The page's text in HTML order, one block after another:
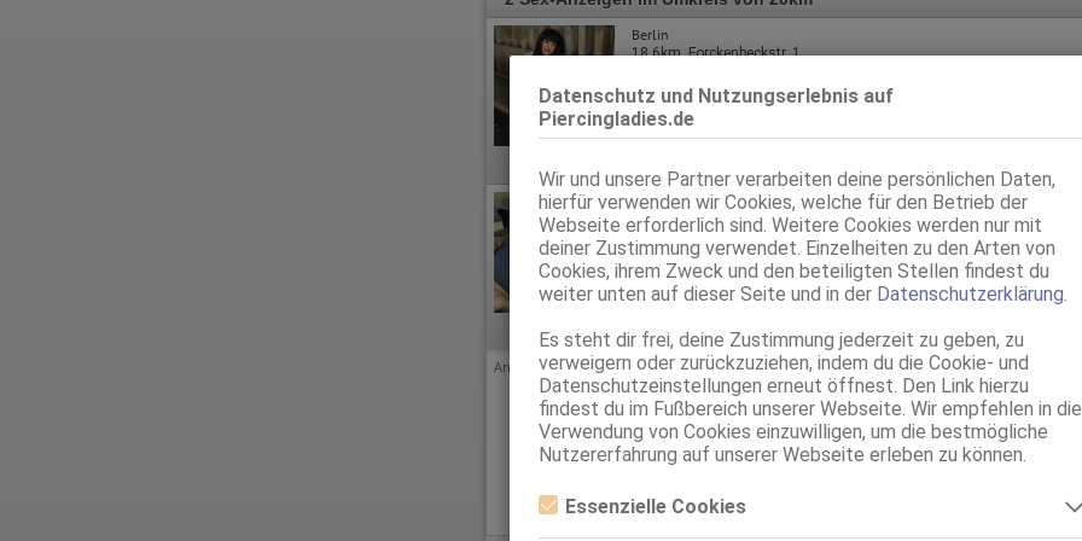
Datenschutz und Nutzungserlebnis auf
Piercingladies.de
Wir und unsere Partner verarbeiten deine persönlichen Daten,
hierfür verwenden wir Cookies, welche für den Betrieb der
Webseite erforderlich sind. Weitere Cookies werden nur mit
deiner Zustimmung verwendet. Einzelheiten zu den Arten von
Cookies, ihrem Zweck und den beteiligten Stellen findest du
weiter unten auf dieser Seite und in der Datenschutzerklärung.
Es steht dir frei, deine Zustimmung jederzeit zu geben, zu
verweigern oder zurückzuziehen, indem du die Cookie- und
Datenschutzeinstellungen erneut öffnest. Den Link hierzu
findest du im Fußbereich unserer Webseite. Wir empfehlen in die
Verwendung von Cookies einzuwilligen, um die bestmögliche
Nutzererfahrung auf unserer Webseite erleben zu können.
Essenzielle Cookies
Essenzielle Cookies sind alle notwendigen Cookies, die für den Betrieb
Berlin
18.6km, Forckenbeckstr. 1
Frankie
New Van Kampen
75C, KF 36, 1.68m, total rasiert, deutsch
Berlin
18.6km, Forckenbeckstr. 1
Rabea
New Van Kampen
75B, KF 32/34, 1.65m, total rasiert, osteuropäisch
Anzeige